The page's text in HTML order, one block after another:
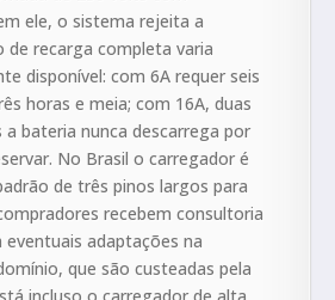
ele, o sistema rejeita a
de recarga completa varia
disponível: com 6A requer seis
horas e meia; com 16A, duas
a bateria nunca descarrega por
No Brasil o carregador é
de três pinos largos para
recebem consultoria
eventuais adaptações na
que são custeadas pela